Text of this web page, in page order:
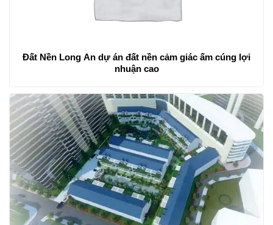
Đất Nền Long An dự án đất nền cảm giác ấm cúng lợi
nhuận cao